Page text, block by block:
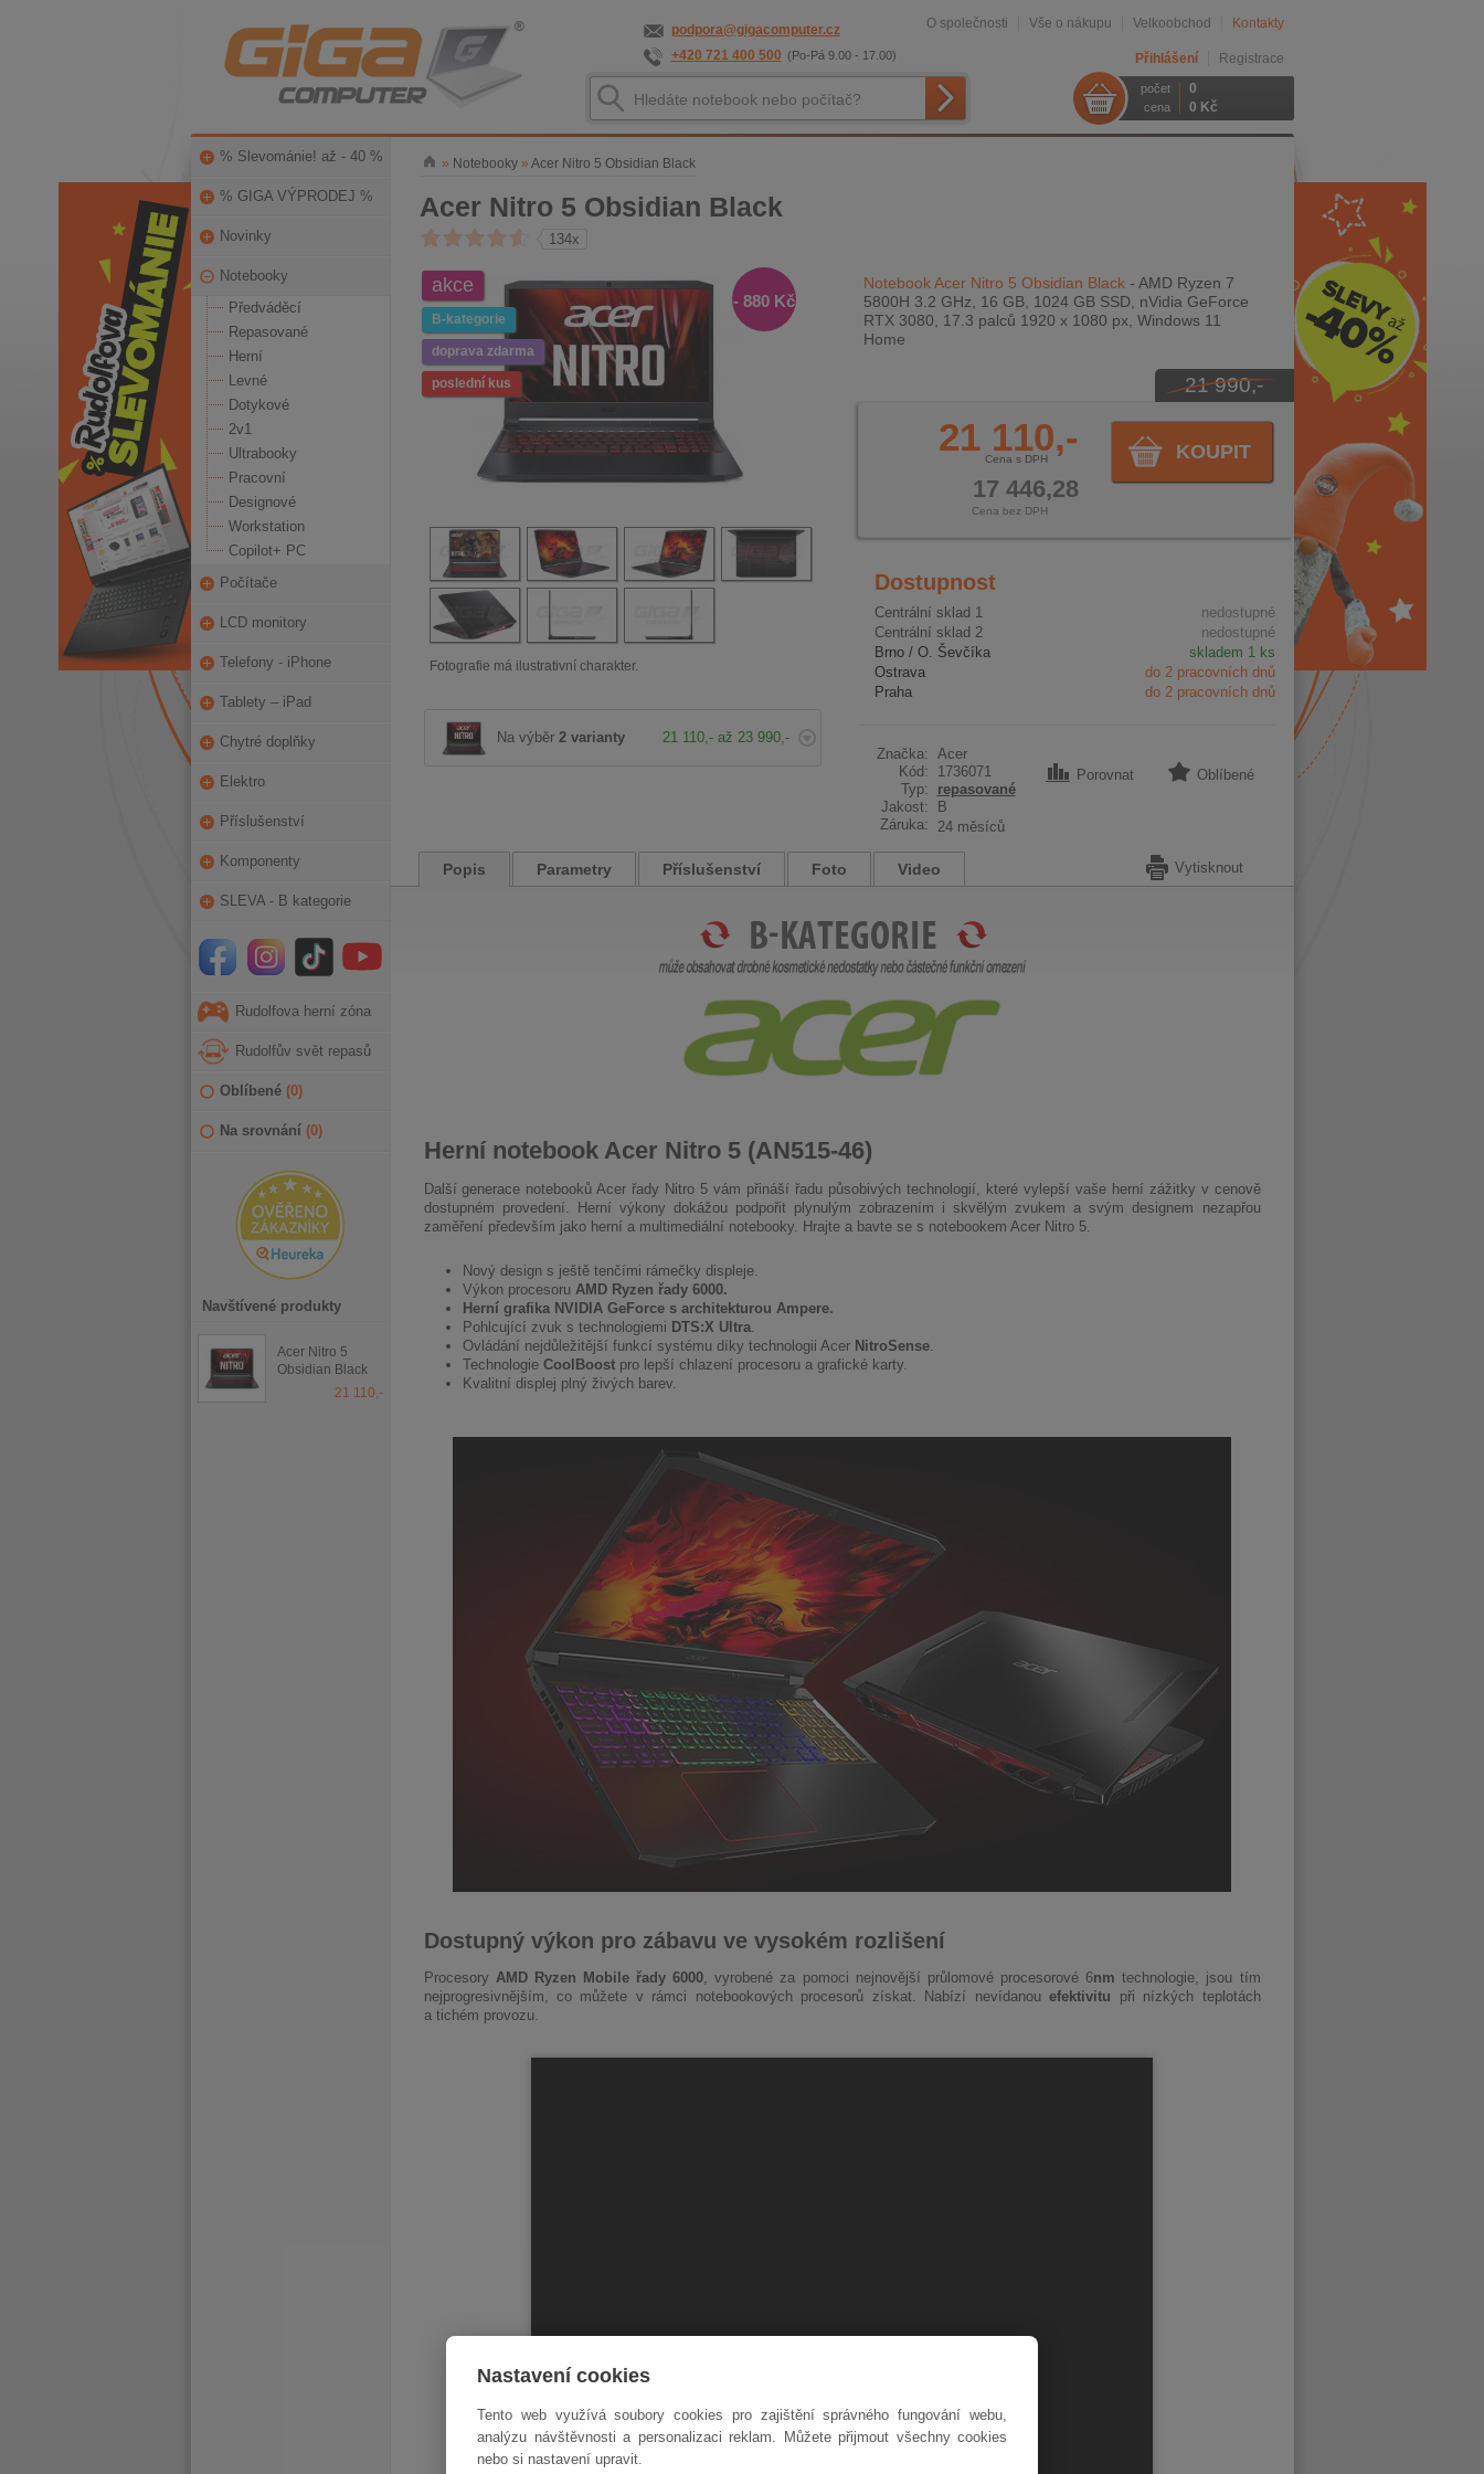
Nastavení cookies
Tento web využívá soubory cookies pro zajištění správného fungování webu,
analýzu návštěvnosti a personalizaci reklam. Můžete přijmout všechny cookies
nebo si nastavení upravit.
podpora@gigacomputer.cz
+420 721 400 500 (Po-Pá 9.00 - 17.00)
O společnosti Vše o nákupu Velkoobchod Kontakty
Přihlášení Registrace
počet 0
cena 0 Kč
% Slevománie! až - 40 %
% GIGA VÝPRODEJ %
Novinky
Notebooky
Předváděcí
Repasované
Herní
Levné
Dotykové
2v1
Ultrabooky
Pracovní
Designové
Workstation
Copilot+ PC
Počítače
LCD monitory
Telefony - iPhone
Tablety – iPad
Chytré doplňky
Elektro
Příslušenství
Komponenty
SLEVA - B kategorie
Rudolfova herní zóna
Rudolfův svět repasů
Oblíbené (0)
Na srovnání (0)
Navštívené produkty
Acer Nitro 5
Obsidian Black
21 110,-
» Notebooky» Acer Nitro 5 Obsidian Black
Acer Nitro 5 Obsidian Black
134x
Notebook Acer Nitro 5 Obsidian Black- AMD Ryzen 7
5800H 3.2 GHz, 16 GB, 1024 GB SSD, nVidia GeForce
RTX 3080, 17.3 palců 1920 x 1080 px, Windows 11
Home
21 990,-
KOUPIT
21 110,-
Cena s DPH
17 446,28
Cena bez DPH
Dostupnost
Centrální sklad 1
nedostupné
Centrální sklad 2
nedostupné
Brno / O. Ševčíka
skladem 1 ks
Ostrava
do 2 pracovních dnů
Praha
do 2 pracovních dnů
Značka: Acer
Kód:
1736071
Typ:
repasované
Jakost:
B
Záruka:
24 měsíců
Porovnat Oblíbené
akce
B-kategorie
doprava zdarma
poslední kus
- 880 Kč
Fotografie má ilustrativní charakter.
Na výběr 2 varianty 21 110,- až 23 990,-
Popis Parametry Příslušenství Foto Video Vytisknout
Herní notebook Acer Nitro 5 (AN515-46)
Další generace notebooků Acer řady Nitro 5 vám přináší řadu působivých technologií, které vylepší vaše herní zážitky v cenově
dostupném provedení. Herní výkony dokážou podpořit plynulým zobrazením i skvělým zvukem a svým designem nezapřou
zaměření především jako herní a multimediální notebooky. Hrajte a bavte se s notebookem Acer Nitro 5.
Nový design s ještě tenčími rámečky displeje.
Výkon procesoru AMD Ryzen řady 6000.
Herní grafika NVIDIA GeForce s architekturou Ampere.
Pohlcující zvuk s technologiemi DTS:X Ultra.
Ovládání nejdůležitější funkcí systému díky technologii Acer NitroSense.
Technologie CoolBoostpro lepší chlazení procesoru a grafické karty.
Kvalitní displej plný živých barev.
Dostupný výkon pro zábavu ve vysokém rozlišení
Procesory AMD Ryzen Mobile řady 6000, vyrobené za pomoci nejnovější průlomové procesorové 6nm technologie, jsou tím
nejprogresivnějším, co můžete v rámci notebookových procesorů získat. Nabízí nevídanouefektivitu při nízkých teplotách
a tichém provozu.